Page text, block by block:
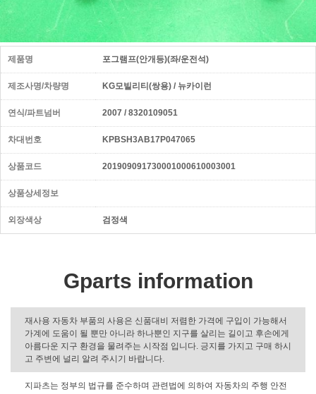
제품명 포그램프(안개등)(좌/운전석)
제조사명/차량명 KG모빌리티(쌍용) / 뉴카이런
연식/파트넘버 2007 / 8320109051
차대번호 KPBSH3AB17P047065
상품코드 201909091730001000610003001
상품상세정보
외장색상 검정색
Gparts information
재사용 자동차 부품의 사용은 신품대비 저렴한 가격에 구입이 가능해서
가계에 도움이 될 뿐만 아니라 하나뿐인 지구를 살리는 길이고 후손에게
아름다운 지구 환경을 물려주는 시작점 입니다. 긍지를 가지고 구매 하시
고 주변에 널리 알려 주시기 바랍니다.
지파츠는 정부의 법규를 준수하며 관련법에 의하여 자동차의 주행 안전